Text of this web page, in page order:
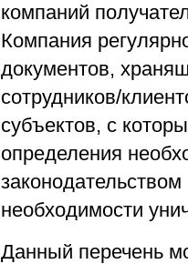
компаний
Компания
документов,
сотрудников/
субъектов, с
определения
необходимости
Данный перечень